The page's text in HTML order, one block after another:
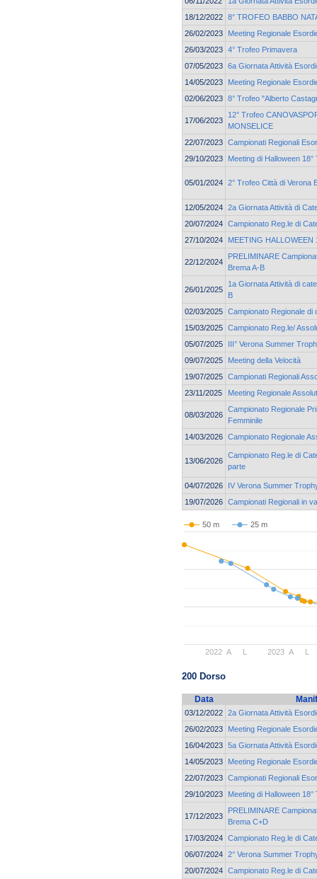
18/12/2022 8° TROFEO BABBO
26/02/2023
Meeting Regionale
26/03/2023 4° Trofeo Primavera
07/05/2023 6a Giornata Attività
14/05/2023
Meeting Regionale
02/06/2023 8° Trofeo "Alberto
17/06/2023
12° Trofeo
MONSELICE
22/07/2023 Campionati Regionali
29/10/2023
Meeting di Halloween
05/01/2024 2° Trofeo Città di Verona
12/05/2024 2a Giornata Attività di
20/07/2024 Campionato Reg.le di
27/10/2024
MEETING HALLOWEEN
22/12/2024
PRELIMINARE
Brema A-B
26/01/2025
1a Giornata Attività di
B
02/03/2025 Campionato Regionale di
15/03/2025 Campionato Reg.le/
05/07/2025
III° Verona Summer
09/07/2025
Meeting della Velocità
19/07/2025 Campionati Regionali
23/11/2025
Meeting Regionale
08/03/2026
Campionato Regionale
Femminile
14/03/2026 Campionato Regionale
13/06/2026
Campionato Reg.le di
parte
04/07/2026
IV Verona Summer
19/07/2026 Campionati Regionali in
50 m 25 m
2022 2023
A A
200 Dorso
Data
03/12/2022 2a Giornata Attività
26/02/2023
Meeting Regionale
16/04/2023 5a Giornata Attività
14/05/2023
Meeting Regionale
22/07/2023 Campionati Regionali
29/10/2023
Meeting di Halloween
17/12/2023
PRELIMINARE
Brema C+D
17/03/2024 Campionato Reg.le di
06/07/2024 2° Verona Summer
20/07/2024 Campionato Reg.le di